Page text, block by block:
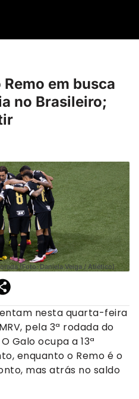
em busca
no Brasileiro;
(Foto: Daniela Veiga / Atlético)
nesta quarta-feira
pela 3ª rodada do
Galo ocupa a 13ª
enquanto o Remo é o
mas atrás no saldo